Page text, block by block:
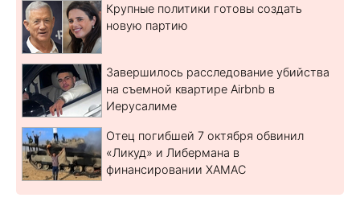
Крупные политики готовы создать
новую партию
Завершилось расследование убийства
на съемной квартире Airbnb в
Иерусалиме
Отец погибшей 7 октября обвинил
«Ликуд» и Либермана в
финансировании ХАМАС